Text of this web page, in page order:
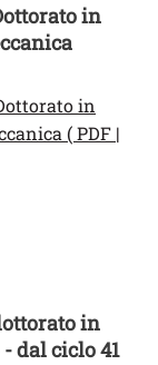
in
in
( PDF |
in
dal ciclo 41